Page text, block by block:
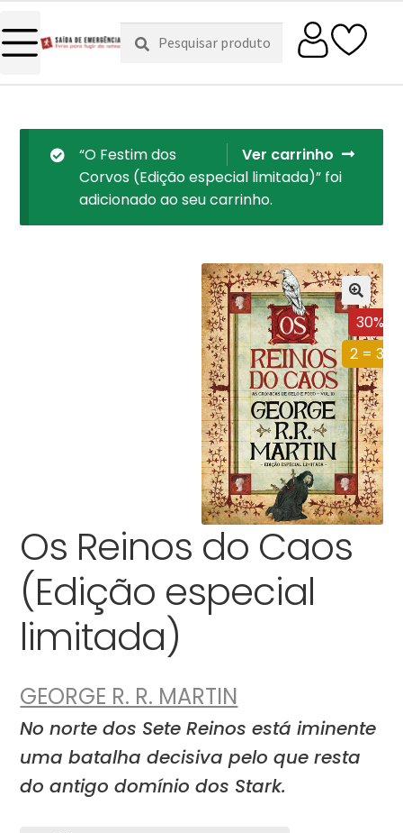
Pesquisar
por:
Pesquisa
Ver carrinho
“O Festim dos
Corvos (Edição especial limitada)” foi
adicionado ao seu carrinho.
30%
2 = 3
Os Reinos do Caos
(Edição especial
limitada)
GEORGE R. R. MARTIN
No norte dos Sete Reinos está iminente
uma batalha decisiva pelo que resta
do antigo domínio dos Stark.